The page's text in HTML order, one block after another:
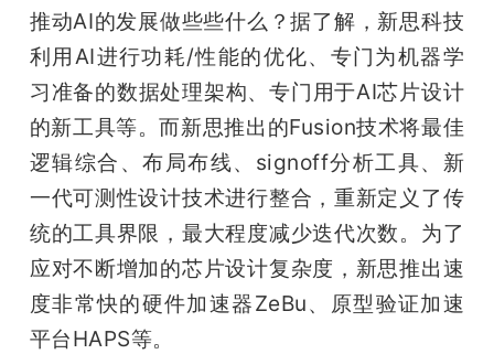
推动AI的发展做些些什么？据了解，新思科技
利用AI进行功耗/性能的优化、专门为机器学
习准备的数据处理架构、专门用于AI芯片设计
的新工具等。而新思推出的Fusion技术将最佳
逻辑综合、布局布线、signoff分析工具、新
一代可测性设计技术进行整合，重新定义了传
统的工具界限，最大程度减少迭代次数。为了
应对不断增加的芯片设计复杂度，新思推出速
度非常快的硬件加速器ZeBu、原型验证加速
平台HAPS等。